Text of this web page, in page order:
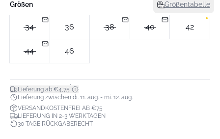
Größen Größentabelle
34 36 38 40 42
44 46
Lieferung ab €4,75*
Lieferung zwischen di. 11. aug. - mi. 12. aug.
VERSANDKOSTENFREI AB €75
LIEFERUNG IN 2-3 WERKTAGEN
30 TAGE RÜCKGABERECHT